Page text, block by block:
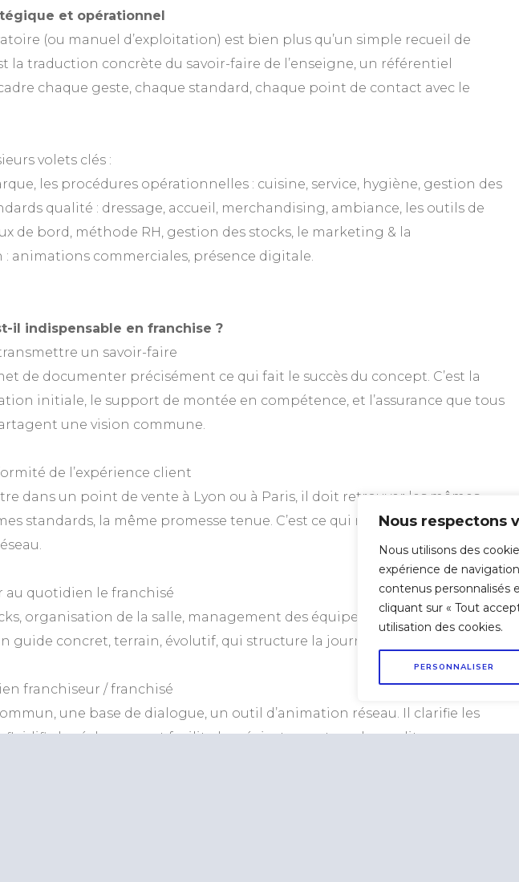
Nous respectons
Nous utilisons des
expérience de
contenus personnalisés
cliquant sur « Tout
utilisation des cookies.
PERSONNALISER
et opérationnel
(ou manuel d’exploitation) est bien plus qu’un simple recueil de
la traduction concrète du savoir-faire de l’enseigne, un référentiel
chaque geste, chaque standard, chaque point de contact avec le
volets clés :
les procédures opérationnelles : cuisine, service, hygiène, gestion des
qualité : dressage, accueil, merchandising, ambiance, les outils de
de bord, méthode RH, gestion des stocks, le marketing & la
animations commerciales, présence digitale.
il indispensable en franchise ?
un savoir-faire
de documenter précisément ce qui fait le succès du concept. C’est la
initiale, le support de montée en compétence, et l’assurance que tous
une vision commune.
de l’expérience client
dans un point de vente à Lyon ou à Paris, il doit retrouver les mêmes
standards, la même promesse tenue. C’est ce qui renforce la fidélité et la
au quotidien le franchisé
organisation de la salle, management des équipes, outils de pilotage…
guide concret, terrain, évolutif, qui structure la journée type du franchisé.
franchiseur / franchisé
une base de dialogue, un outil d’animation réseau. Il clarifie les
fluidifie les échanges, et facilite les réajustements ou les audits.